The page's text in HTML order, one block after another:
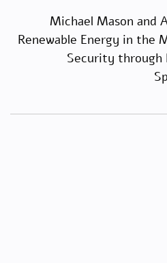
Michael Mason and
Renewable Energy in the
Security through